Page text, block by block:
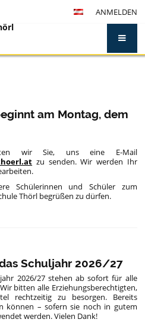
ANMELDEN
am Montag, dem
wir Sie, uns eine E-Mail
zu senden. Wir werden Ihr
Schülerinnen und Schüler zum
Thörl begrüßen zu dürfen.
Schuljahr 2026/27
2026/27 stehen ab sofort für alle
bitten alle Erziehungsberechtigten,
rechtzeitig zu besorgen. Bereits
können – sofern sie noch in gutem
werden. Vielen Dank!